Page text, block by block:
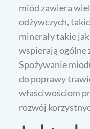
miód zawiera
odżywczych,
minerały takie
wspierają ogólne
Spożywanie
do poprawy
właściwościom
rozwój